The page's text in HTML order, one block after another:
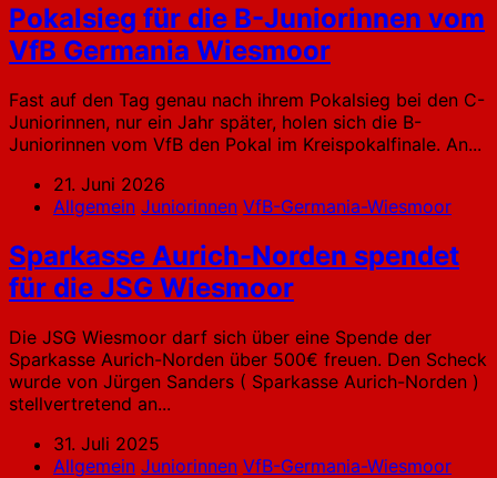
Pokalsieg für die B-Juniorinnen vom
VfB Germania Wiesmoor
Fast auf den Tag genau nach ihrem Pokalsieg bei den C-
Juniorinnen, nur ein Jahr später, holen sich die B-
Juniorinnen vom VfB den Pokal im Kreispokalfinale. An...
21. Juni 2026
Allgemein Juniorinnen VfB-Germania-Wiesmoor
Sparkasse Aurich-Norden spendet
für die JSG Wiesmoor
Die JSG Wiesmoor darf sich über eine Spende der
Sparkasse Aurich-Norden über 500€ freuen. Den Scheck
wurde von Jürgen Sanders ( Sparkasse Aurich-Norden )
stellvertretend an...
31. Juli 2025
Allgemein Juniorinnen VfB-Germania-Wiesmoor